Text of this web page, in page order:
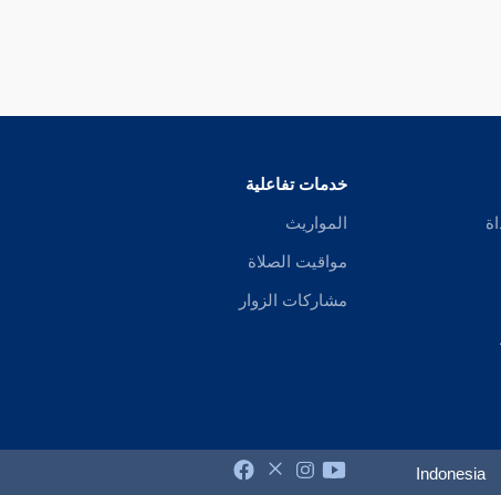
خدمات تفاعلية
المواريث
مواقيت الصلاة
مشاركات الزوار
Indonesia